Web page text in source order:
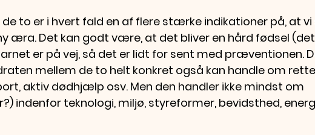
to er i hvert fald en af flere stærke indikationer på, at
æra. Det kan godt være, at det bliver en hård fødsel
er på vej, så det er lidt for sent med præventionen.
mellem de to helt konkret også kan handle om
aktiv dødhjælp osv. Men den handler ikke mindst om
indenfor teknologi, miljø, styreformer, bevidsthed,